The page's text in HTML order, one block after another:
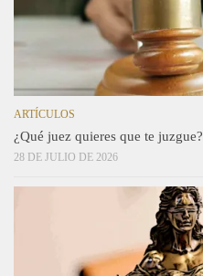
ARTÍCULOS
¿Qué juez quieres que te juzgue?
28 DE JULIO DE 2026